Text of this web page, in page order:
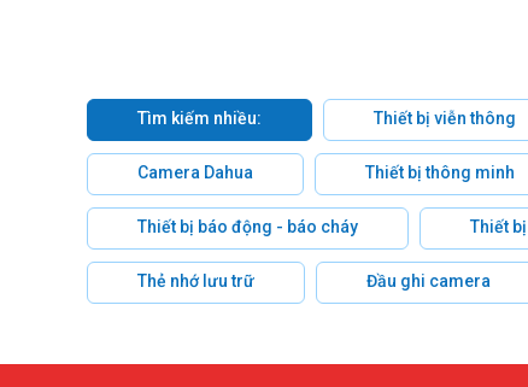
Tìm kiếm nhiều: Thiết bị viễn thông
Camera Dahua Thiết bị thông minh
Thiết bị báo động - báo cháy Thiết
Thẻ nhớ lưu trữ Đầu ghi camera